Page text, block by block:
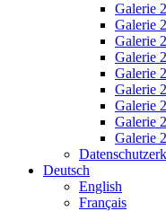
Galerie
Galerie
Galerie
Galerie
Galerie
Galerie
Galerie
Galerie
Galerie
Deutsch
English
Français